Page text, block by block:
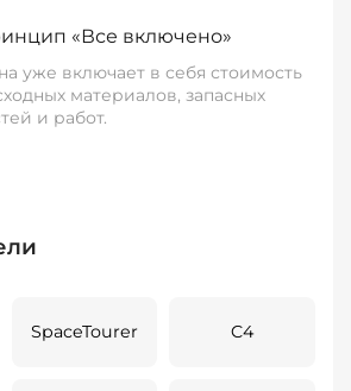
«Все включено»
уже включает в себя стоимость
материалов, запасных
и работ.
SpaceTourer C4